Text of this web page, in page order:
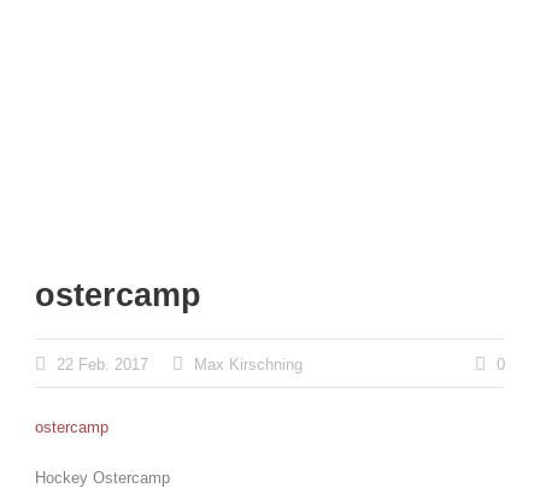
ostercamp
22 Feb. 2017 Max Kirschning 0
ostercamp
Hockey Ostercamp